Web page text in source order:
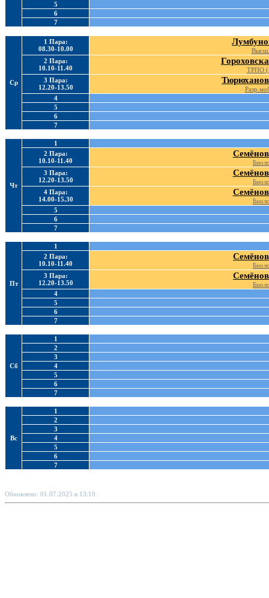
5
6
7
Ср
1 Пара:
08.30-10.00
2 Пара:
10.10-11.40
ТРПО
3 Пара:
12.20-13.50
4
5
6
7
Чт
1
2 Пара:
10.10-11.40
3 Пара:
12.20-13.50
4 Пара:
14.00-15.30
5
6
7
Пт
1
2 Пара:
10.10-11.40
3 Пара:
12.20-13.50
4
5
6
7
Сб
1
2
3
4
5
6
7
Вс
1
2
3
4
5
6
7
Обновлено: 01.07.2025 в 13:10.